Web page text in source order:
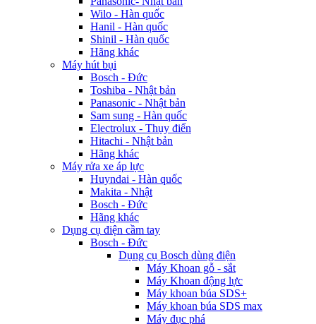
Wilo - Hàn quốc
Hanil - Hàn quốc
Shinil - Hàn quốc
Hãng khác
Máy hút bụi
Bosch - Đức
Toshiba - Nhật bản
Panasonic - Nhật bản
Sam sung - Hàn quốc
Electrolux - Thụy điển
Hitachi - Nhật bản
Hãng khác
Máy rửa xe áp lực
Huyndai - Hàn quốc
Makita - Nhật
Bosch - Đức
Hãng khác
Dụng cụ điện cầm tay
Bosch - Đức
Dụng cụ Bosch dùng điện
Máy Khoan gỗ - sắt
Máy Khoan động lực
Máy khoan búa SDS+
Máy khoan búa SDS max
Máy đục phá